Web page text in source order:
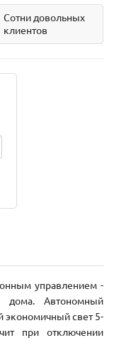
Сотни довольных
клиентов
управлением -
дома. Автономный
экономичный свет 5-
при отключении